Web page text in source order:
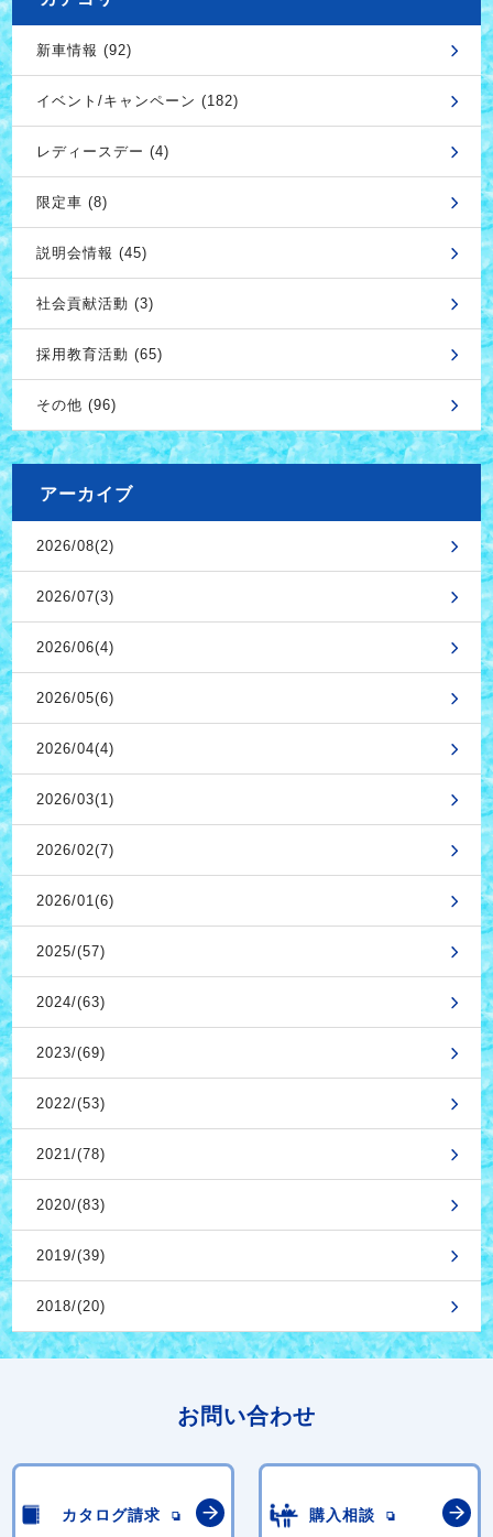
新車情報 (92)
イベント/キャンペーン (182)
レディースデー (4)
限定車 (8)
説明会情報 (45)
社会貢献活動 (3)
採用教育活動 (65)
その他 (96)
アーカイブ
2026/08(2)
2026/07(3)
2026/06(4)
2026/05(6)
2026/04(4)
2026/03(1)
2026/02(7)
2026/01(6)
2025/(57)
2024/(63)
2023/(69)
2022/(53)
2021/(78)
2020/(83)
2019/(39)
2018/(20)
お問い合わせ
カタログ請求 購入相談